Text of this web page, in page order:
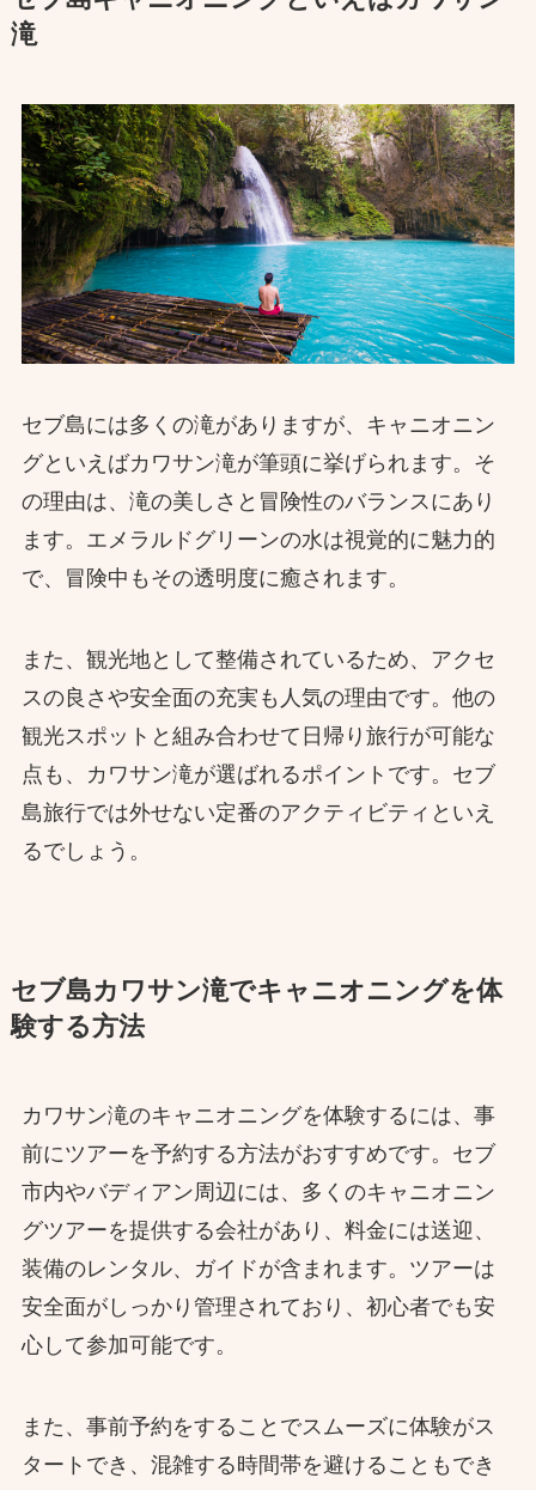
滝
セブ島には多くの滝がありますが、キャニオニン
グといえばカワサン滝が筆頭に挙げられます。そ
の理由は、滝の美しさと冒険性のバランスにあり
ます。エメラルドグリーンの水は視覚的に魅力的
で、冒険中もその透明度に癒されます。
また、観光地として整備されているため、アクセ
スの良さや安全面の充実も人気の理由です。他の
観光スポットと組み合わせて日帰り旅行が可能な
点も、カワサン滝が選ばれるポイントです。セブ
島旅行では外せない定番のアクティビティといえ
るでしょう。
セブ島カワサン滝でキャニオニングを体
験する方法
カワサン滝のキャニオニングを体験するには、事
前にツアーを予約する方法がおすすめです。セブ
市内やバディアン周辺には、多くのキャニオニン
グツアーを提供する会社があり、料金には送迎、
装備のレンタル、ガイドが含まれます。ツアーは
安全面がしっかり管理されており、初心者でも安
心して参加可能です。
また、事前予約をすることでスムーズに体験がス
タートでき、混雑する時間帯を避けることもでき